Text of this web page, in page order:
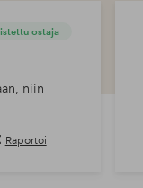
ostaja
niin
Raportoi